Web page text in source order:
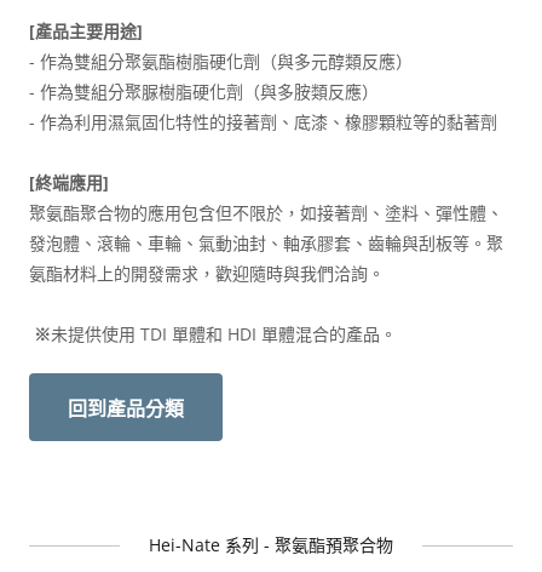
[產品主要用途]
- 作為雙組分聚氨酯樹脂硬化劑（與多元醇類反應）
- 作為雙組分聚脲樹脂硬化劑（與多胺類反應）
- 作為利用濕氣固化特性的接著劑、底漆、橡膠顆粒等的黏著劑
[終端應用]
聚氨酯聚合物的應用包含但不限於，如接著劑、塗料、彈性體、
發泡體、滾輪、車輪、氣動油封、軸承膠套、齒輪與刮板等。聚
氨酯材料上的開發需求，歡迎隨時與我們洽詢。
※未提供使用 TDI 單體和 HDI 單體混合的產品。
回到產品分類
Hei-Nate 系列 - 聚氨酯預聚合物